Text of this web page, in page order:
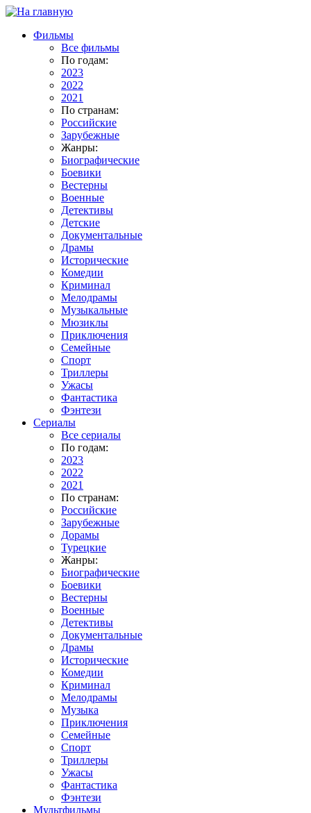
Фильмы
Все фильмы
По годам:
2023
2022
2021
По странам:
Российские
Зарубежные
Жанры:
Биографические
Боевики
Вестерны
Военные
Детективы
Детские
Документальные
Драмы
Исторические
Комедии
Криминал
Мелодрамы
Музыкальные
Мюзиклы
Приключения
Семейные
Спорт
Триллеры
Ужасы
Фантастика
Фэнтези
Сериалы
Все сериалы
По годам:
2023
2022
2021
По странам:
Российские
Зарубежные
Дорамы
Турецкие
Жанры:
Биографические
Боевики
Вестерны
Военные
Детективы
Документальные
Драмы
Исторические
Комедии
Криминал
Мелодрамы
Музыка
Приключения
Семейные
Спорт
Триллеры
Ужасы
Фантастика
Фэнтези
Мультфильмы